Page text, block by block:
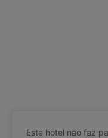
Este hotel não faz